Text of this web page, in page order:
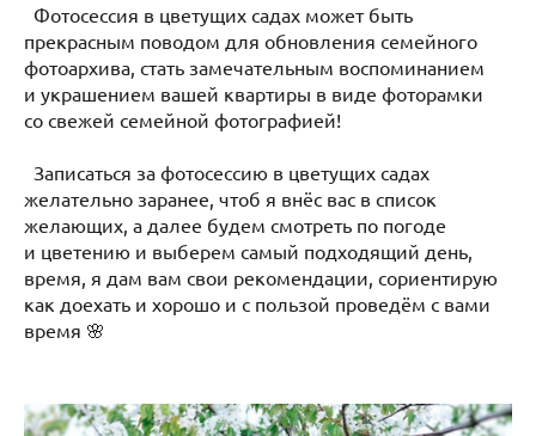
Фотосессия в цветущих садах может быть
прекрасным поводом для обновления семейного
фотоархива, стать замечательным воспоминанием
и украшением вашей квартиры в виде фоторамки
со свежей семейной фотографией!
Записаться за фотосессию в цветущих садах
желательно заранее, чтоб я внёс вас в список
желающих, а далее будем смотреть по погоде
и цветению и выберем самый подходящий день,
время, я дам вам свои рекомендации, сориентирую
как доехать и хорошо и с пользой проведём с вами
время 🌸